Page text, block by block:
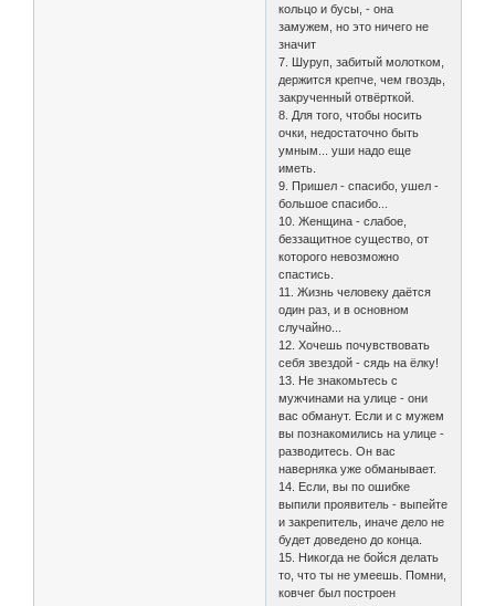
кольцо и бусы, - она
замужем, но это ничего не
значит
7. Шуруп, забитый молотком,
держится крепче, чем гвоздь,
закрученный отвёрткой.
8. Для того, чтобы носить
очки, недостаточно быть
умным... уши надо еще
иметь.
9. Пришел - спасибо, ушел -
большое спасибо...
10. Женщина - слабое,
беззащитное существо, от
которого невозможно
спастись.
11. Жизнь человеку даётся
один раз, и в основном
случайно...
12. Хочешь почувствовать
себя звездой - сядь на ёлку!
13. Не знакомьтесь с
мужчинами на улице - они
вас обманут. Если и с мужем
вы познакомились на улице -
разводитесь. Он вас
наверняка уже обманывает.
14. Если, вы по ошибке
выпили проявитель - выпейте
и закрепитель, иначе дело не
будет доведено до конца.
15. Никогда не бойся делать
то, что ты не умеешь. Помни,
ковчег был построен